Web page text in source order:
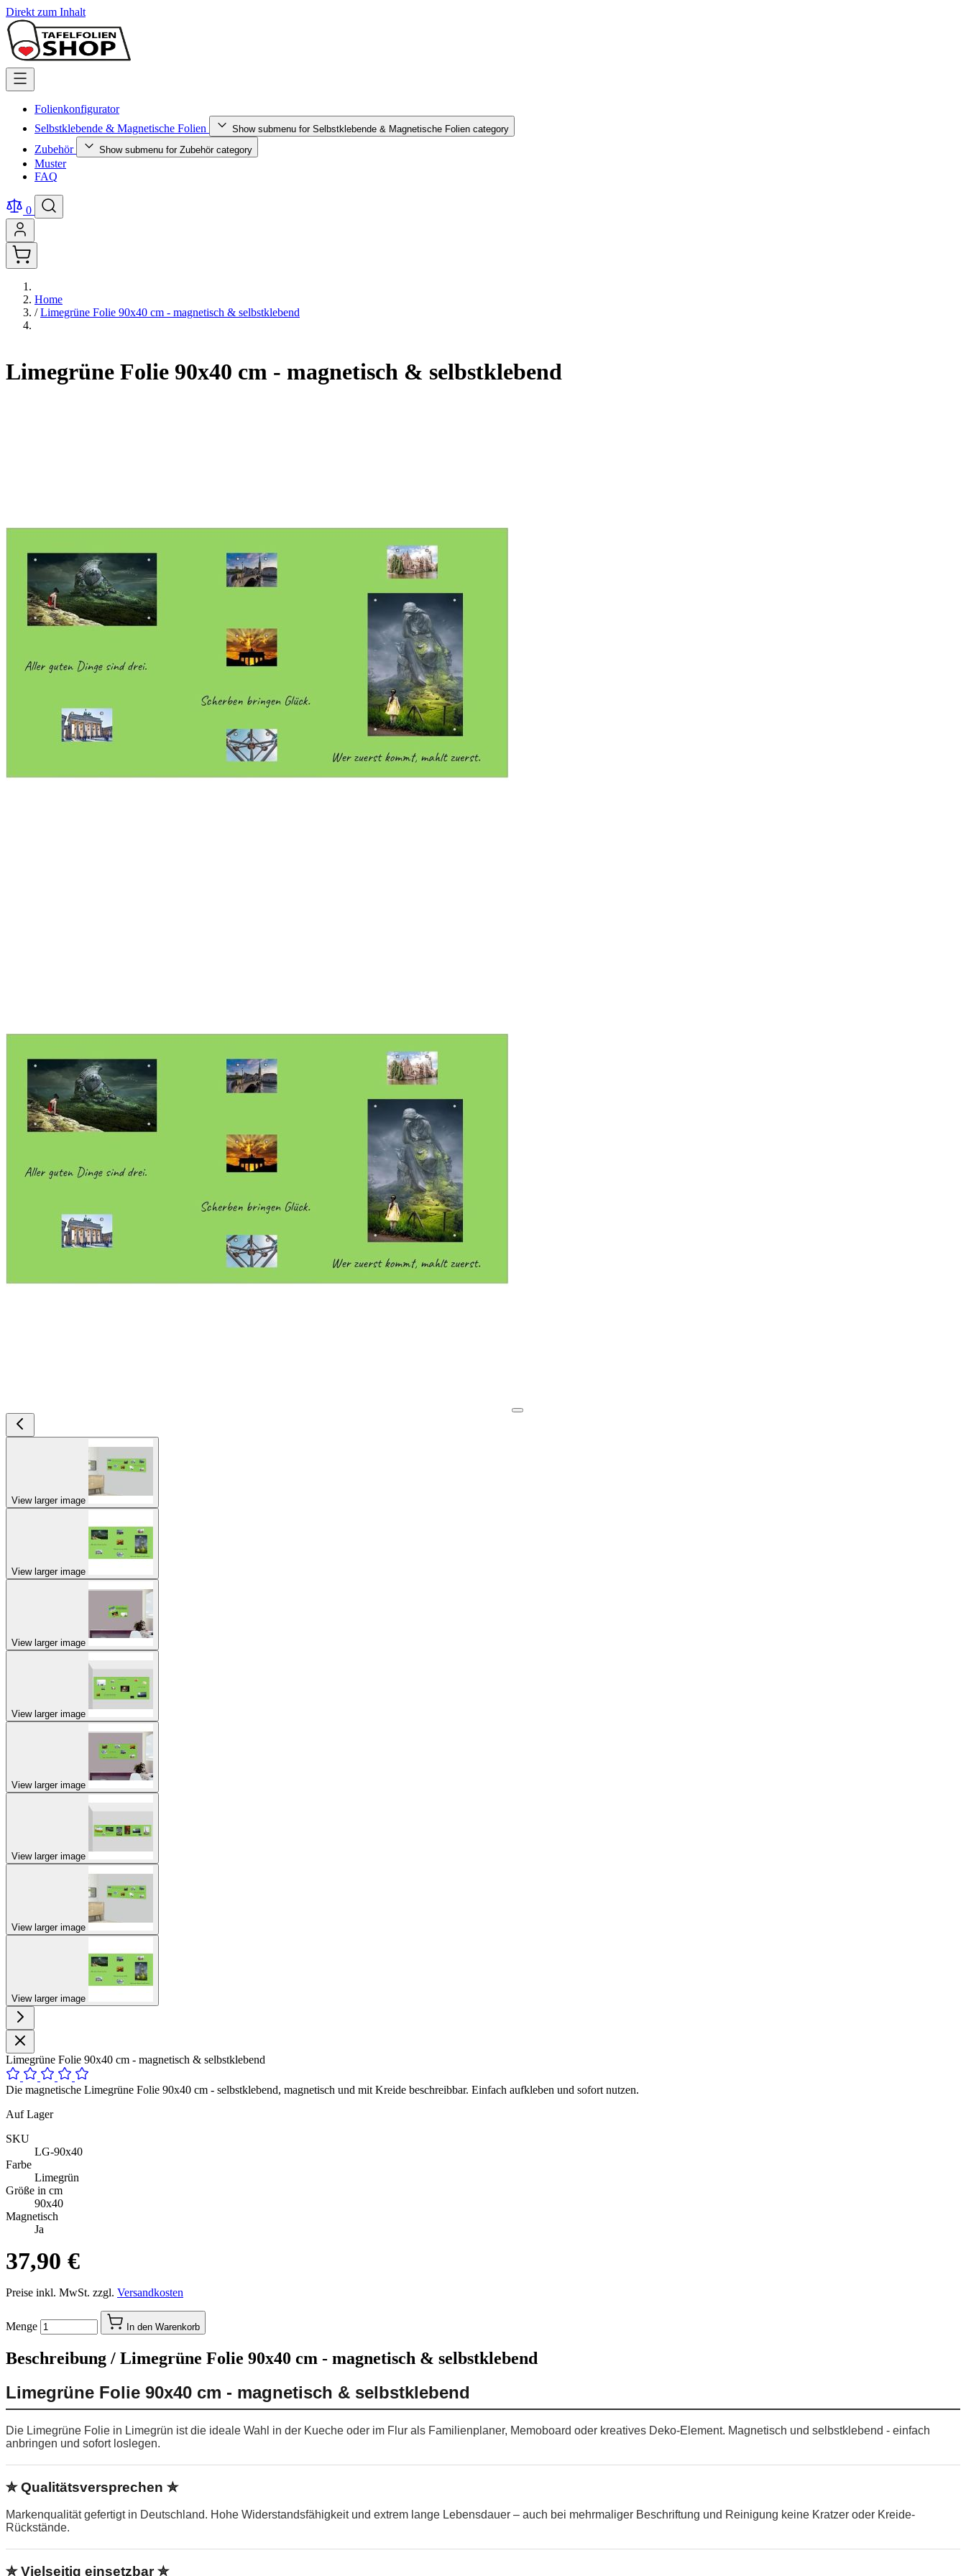
Direkt zum Inhalt
Folienkonfigurator
Selbstklebende & Magnetische Folien
Show submenu for Selbstklebende & Magnetische Folien category
Zubehör Show submenu for Zubehör category
Muster
FAQ
0
Home
/ Limegrüne Folie 90x40 cm - magnetisch & selbstklebend
Limegrüne Folie 90x40 cm - magnetisch & selbstklebend
View larger image
View larger image
View larger image
View larger image
View larger image
View larger image
View larger image
View larger image
Limegrüne Folie 90x40 cm - magnetisch & selbstklebend
Die magnetische Limegrüne Folie 90x40 cm - selbstklebend, magnetisch und mit Kreide beschreibbar. Einfach aufkleben und sofort nutzen.
Auf Lager
SKU
LG-90x40
Farbe
Limegrün
Größe in cm
90x40
Magnetisch
Ja
37,90 €
Preise inkl. MwSt. zzgl. Versandkosten
Menge In den Warenkorb
Beschreibung / Limegrüne Folie 90x40 cm - magnetisch & selbstklebend
Limegrüne Folie 90x40 cm - magnetisch & selbstklebend
Die Limegrüne Folie in Limegrün ist die ideale Wahl in der Kueche oder im Flur als Familienplaner, Memoboard oder kreatives Deko-Element. Magnetisch und selbstklebend - einfach
anbringen und sofort loslegen.
✮ Qualitätsversprechen ✮
Markenqualität gefertigt in Deutschland. Hohe Widerstandsfähigkeit und extrem lange Lebensdauer – auch bei mehrmaliger Beschriftung und Reinigung keine Kratzer oder Kreide-
Rückstände.
✮ Vielseitig einsetzbar ✮